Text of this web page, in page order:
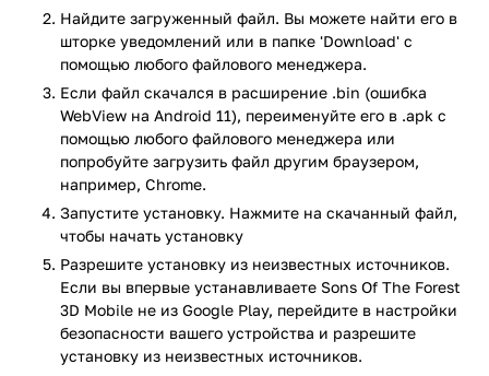
пропавшего миллиардера. Но быстро становится ясно: это
не спасательная операция, а настоящая ловушка. Остров
живет своей жизнью и полон опасностей. Здесь нет
привычных квестовых маркеров или указателей. Вы
будете собирать ресурсы, строить убежища, искать еду и
воду, сталкиваться с жуткими мутантами, и все это — в
условиях постоянно меняющейся среды и суровых
сезонов. Осенью можно запастись пищей, зимой же
каждый кусок еды — на вес золота. Помимо одиночного
режима, игра поддерживает кооператив: вместе с
друзьями вы сможете возводить оборонительные лагеря,
исследовать пещеры и делиться найденным.
Особенности
Полноценный симулятор выживания с открытым
Найдите загруженный файл. Вы можете найти его в
шторке уведомлений или в папке 'Download' с
помощью любого файлового менеджера.
Если файл скачался в расширение .bin (ошибка
WebView на Android 11), переименуйте его в .apk с
помощью любого файлового менеджера или
попробуйте загрузить файл другим браузером,
например, Chrome.
Запустите установку. Нажмите на скачанный файл,
чтобы начать установку
Разрешите установку из неизвестных источников.
Если вы впервые устанавливаете Sons Of The Forest
3D Mobile не из Google Play, перейдите в настройки
безопасности вашего устройства и разрешите
установку из неизвестных источников.